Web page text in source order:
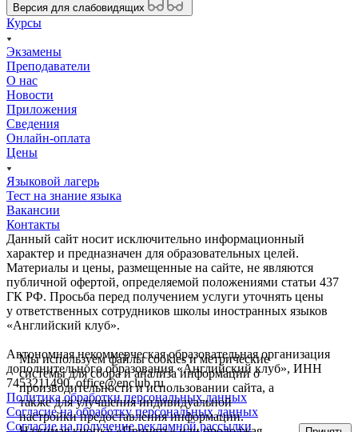
Версия для слабовидящих
Курсы
Экзамены
Преподаватели
О нас
Новости
Приложения
Сведения
Онлайн-оплата
Цены
Языковой лагерь
Тест на знание языка
Вакансии
Контакты
Данный сайт носит исключительно информационный
характер и предназначен для образовательных целей.
Материалы и цены, размещенные на сайте, не являются
публичной офертой, определяемой положениями статьи 437
ГК РФ. Просьба перед получением услуги уточнять цены
у ответственных сотрудников школы иностранных языков
«Английский клуб».
Автономная некоммерческая образовательная организация
дополнительного образования «Английский клуб», ИНН
7453211490, office@enclub.ru
Политика обработки персональных данных
Согласие на обработку персональных данных
Согласие на получение рекламной рассылки
Мы используем файлы сookies и метрические
системы для сбора и анализа информации о
производительности и использовании сайта, а
также для улучшения индивидуальной
настройки предоставления информации.